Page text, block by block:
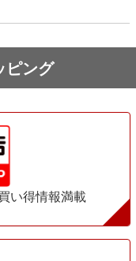
ピング
い得情報満載